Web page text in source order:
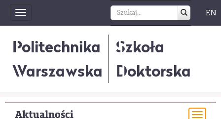
Toggle
navigation
EN
Politechnika
Warszawska
Szkoła
Doktorska
Aktualności